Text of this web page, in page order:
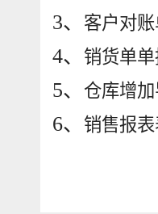
3、 客户对
4、 销货单
5、 仓库增
6、 销售报